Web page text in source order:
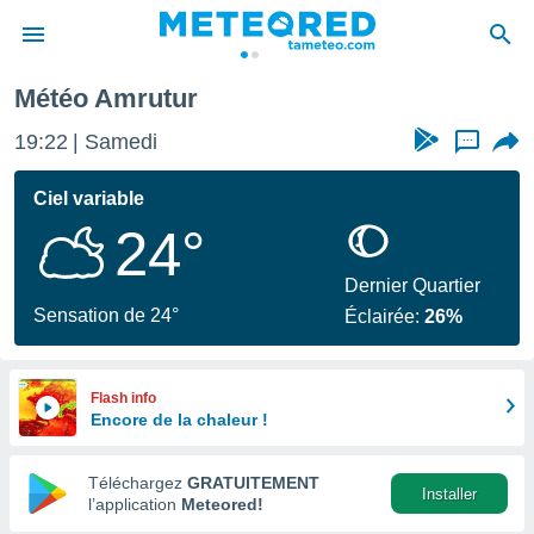
de
en
Météo Amrutur
19:22 Samedi ...
Ciel variable
24°
Sensation de 24°
Dernier Quartier
Éclairée:26%
Flash info
Encore de la chaleur !
Téléchargez GRATUITEMENT
l’application Meteored!
Installer